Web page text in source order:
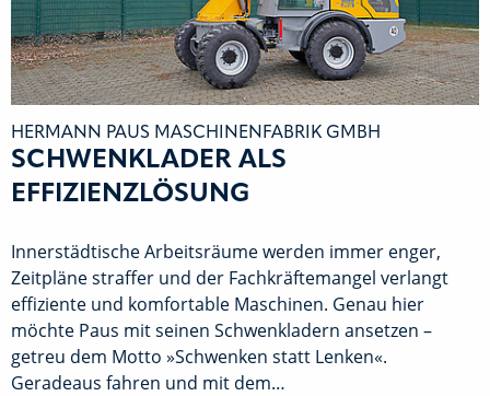
HERMANN PAUS MASCHINENFABRIK GMBH
SCHWENKLADER ALS
EFFIZIENZLÖSUNG
Innerstädtische Arbeitsräume werden immer enger,
Zeitpläne straffer und der Fachkräftemangel verlangt
effiziente und komfortable Maschinen. Genau hier
möchte Paus mit seinen Schwenkladern ansetzen –
getreu dem Motto »Schwenken statt Lenken«.
Geradeaus fahren und mit dem…